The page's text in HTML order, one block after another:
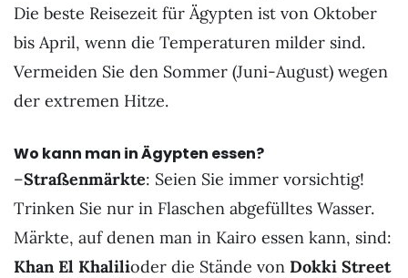
Die beste Reisezeit für Ägypten ist von Oktober
bis April, wenn die Temperaturen milder sind.
Vermeiden Sie den Sommer (Juni-August) wegen
der extremen Hitze.
Wo kann man in Ägypten essen?
–Straßenmärkte: Seien Sie immer vorsichtig!
Trinken Sie nur in Flaschen abgefülltes Wasser.
Märkte, auf denen man in Kairo essen kann, sind:
Khan El Khalilioder die Stände von Dokki Street